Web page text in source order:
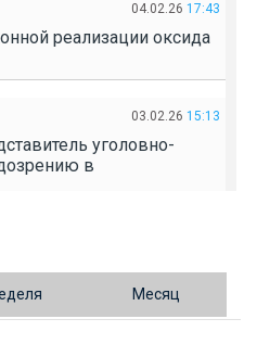
04.02.26 17:43
реализации оксида
03.02.26 15:13
уголовно-
в
выращивание
Месяц